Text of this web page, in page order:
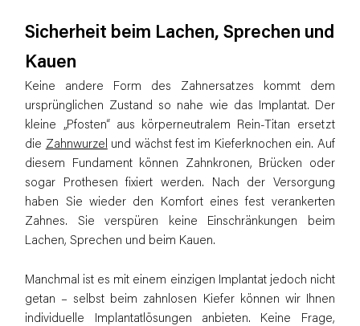
Sicherheit beim Lachen, Sprechen und
Kauen
Keine andere Form des Zahnersatzes kommt dem
ursprünglichen Zustand so nahe wie das Implantat. Der
kleine „Pfosten“ aus körperneutralem Rein-Titan ersetzt
die Zahnwurzel und wächst fest im Kieferknochen ein. Auf
diesem Fundament können Zahnkronen, Brücken oder
sogar Prothesen fixiert werden. Nach der Versorgung
haben Sie wieder den Komfort eines fest verankerten
Zahnes. Sie verspüren keine Einschränkungen beim
Lachen, Sprechen und beim Kauen.
Manchmal ist es mit einem einzigen Implantat jedoch nicht
getan – selbst beim zahnlosen Kiefer können wir Ihnen
individuelle Implantatlösungen anbieten. Keine Frage,